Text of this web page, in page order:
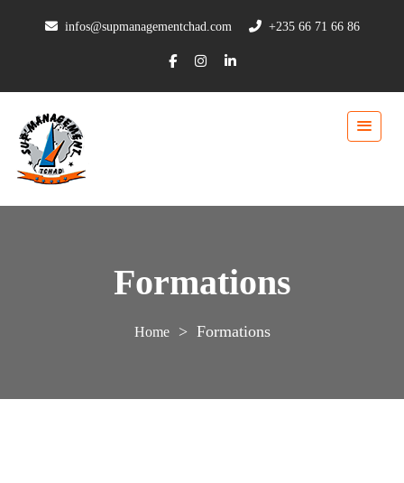
infos@supmanagementchad.com +235 66 71 66 86
Formations
> Formations